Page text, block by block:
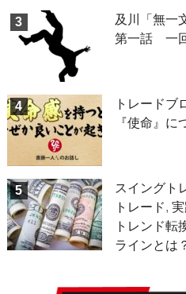
3
及川「無一
第一話 一
4
トレードブ
『使命』に
5 スイングト
トレード,
トレンド転
ラインとは